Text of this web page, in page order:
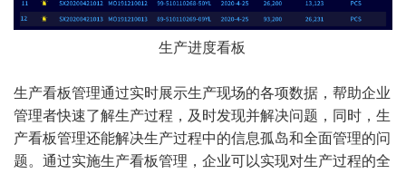
生产进度看板
生产看板管理通过实时展示生产现场的各项数据，帮助企业
管理者快速了解生产过程，及时发现并解决问题，同时，生
产看板管理还能解决生产过程中的信息孤岛和全面管理的问
题。通过实施生产看板管理，企业可以实现对生产过程的全